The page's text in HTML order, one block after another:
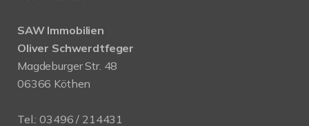
SAW Immobilien
Oliver Schwerdtfeger
Magdeburger Str. 48
06366 Köthen
Tel.:03496 / 214431